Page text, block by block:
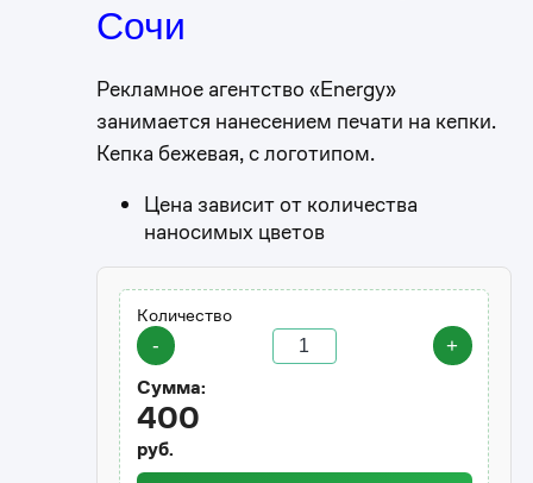
Сочи
Рекламное агентство «Energy»
занимается нанесением печати на кепки.
Кепка бежевая, с логотипом.
Цена зависит от количества
наносимых цветов
Количество
-
+
Сумма:
400
руб.